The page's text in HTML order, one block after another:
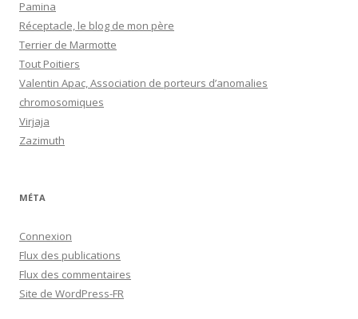
Pamina
Réceptacle, le blog de mon père
Terrier de Marmotte
Tout Poitiers
Valentin Apac, Association de porteurs d’anomalies
chromosomiques
Virjaja
Zazimuth
MÉTA
Connexion
Flux des publications
Flux des commentaires
Site de WordPress-FR